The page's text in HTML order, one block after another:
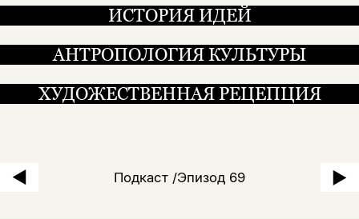
ИСТОРИЯ ИДЕЙ
АНТРОПОЛОГИЯ КУЛЬТУРЫ
ХУДОЖЕСТВЕННАЯ РЕЦЕПЦИЯ
Подкаст /Эпизод 69